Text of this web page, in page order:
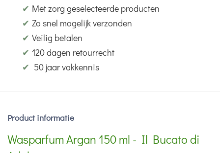
✔ Met zorg geselecteerde producten
✔ Zo snel mogelijk verzonden
✔ Veilig betalen
✔ 120 dagen retourrecht
✔ 50 jaar vakkennis
Product informatie
Wasparfum Argan 150 ml - Il Bucato di